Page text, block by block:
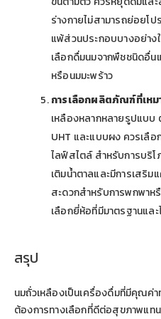
ร่างกายไม่สามารถย่อยโ
แพ้ส่วนประกอบบางอย่าง
เลือกดื่มนมจากพืชชนิดอื่น
หรือนมมะพร้าว
การเลือกผลิตภัณฑ์ที่เหม
เหลืองหลากหลายรูปแบ
UHT และแบบผง ควรเลือ
ไลฟ์สไตล์ สำหรับการบริโ
เติมน้ำตาลและมีการเสริ
สะดวกสำหรับการพกพาห
เลือกยี่ห้อที่มีมาตรฐานแ
สรุป
นมถั่วเหลืองเป็นเครื่องดื่มที่มีคุณค่า
ต้องการทางเลือกที่ดีต่อสุขภาพแ